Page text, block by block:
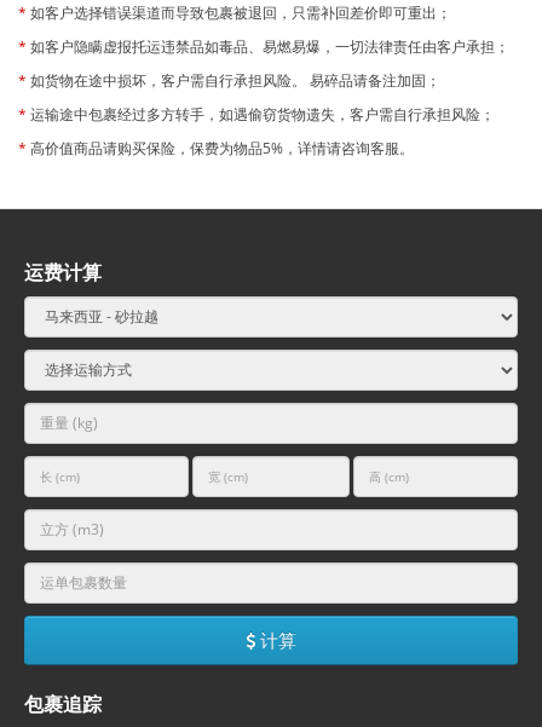
* 如客户选择错误渠道而导致包裹被退回，只需补回差价即可重出；
* 如客户隐瞒虚报托运违禁品如毒品、易燃易爆，一切法律责任由客户承担；
* 如货物在途中损坏，客户需自行承担风险。 易碎品请备注加固；
* 运输途中包裹经过多方转手，如遇偷窃货物遗失，客户需自行承担风险；
* 高价值商品请购买保险，保费为物品5% ，详情请咨询客服。
运费计算
计算
包裹追踪